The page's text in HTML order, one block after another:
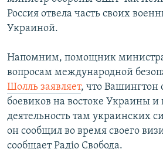
Россия отвела часть своих
Украиной.
Напомним, помощник
вопросам международной
Шолль заявляет, что Вашингтон
боевиков на востоке Украины и
деятельность там украинских
он сообщил во время своего
сообщает Радіо Свобода.